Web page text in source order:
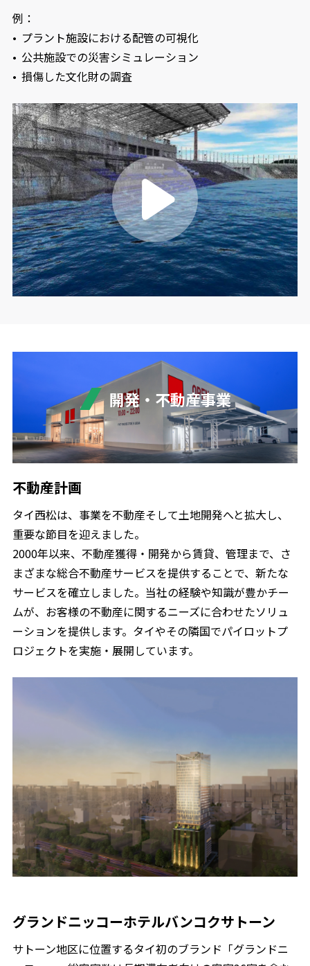
例：
プラント施設における配管の可視化
公共施設での災害シミュレーション
損傷した文化財の調査
開発・不動産事業
不動産計画
タイ西松は、事業を不動産そして土地開発へと拡大し、
重要な節目を迎えました。
2000年以来、不動産獲得・開発から賃貸、管理まで、さ
まざまな総合不動産サービスを提供することで、新たな
サービスを確立しました。当社の経験や知識が豊かチー
ムが、お客様の不動産に関するニーズに合わせたソリュ
ーションを提供します。タイやその隣国でパイロットプ
ロジェクトを実施・展開しています。
グランドニッコーホテルバンコクサトーン
サトーン地区に位置するタイ初のブランド「グランドニ